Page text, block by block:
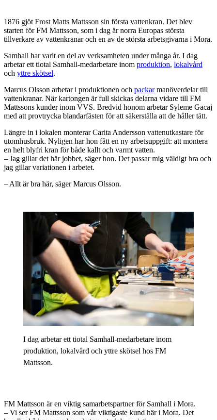
1876 gjöt Frost Matts Mattsson sin första vattenkran. Det blev
starten för FM Mattsson, som i dag är norra Europas största
tillverkare av vattenkranar och en av de största arbetsgivarna i Mora.
Samhall har varit en del av verksamheten under många år. I dag
arbetar ett tiotal Samhall-medarbetare inom produktion, lokalvård
och yttre skötsel.
Marcus Olsson arbetar i produktionen och packarmanöverdelar till
vattenkranar. När kartongen är full skickas delarna vidare till FM
Mattssons kunder inom VVS. Bredvid honom arbetar Syleme Gacaj
med att provtrycka blandarfästen för att säkerställa att de håller tätt.
Längre in i lokalen monterar Carita Andersson vattenutkastare för
utomhusbruk. Nyligen har hon fått en ny arbetsuppgift: att montera
en helt blyfri kran för både kallt och varmt vatten.
– Jag gillar det här jobbet, säger hon. Det passar mig väldigt bra och
jag gillar variationen i arbetet.
– Allt är bra här, säger Marcus Olsson.
I dag arbetar ett tiotal Samhall-medarbetare inom
produktion, lokalvård och yttre skötsel hos FM
Mattsson.
FM Mattsson är en viktig samarbetspartner för Samhall i Mora.
– Vi ser FM Mattsson som vår viktigaste kund här i Mora. Det